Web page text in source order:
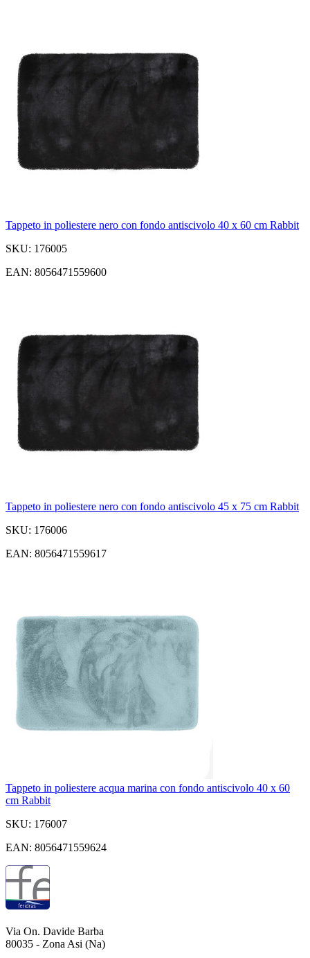
Tappeto in poliestere nero con fondo antiscivolo 40 x 60 cm Rabbit
SKU: 176005
EAN: 8056471559600
Tappeto in poliestere nero con fondo antiscivolo 45 x 75 cm Rabbit
SKU: 176006
EAN: 8056471559617
Tappeto in poliestere acqua marina con fondo antiscivolo 40 x 60
cm Rabbit
SKU: 176007
EAN: 8056471559624
Via On. Davide Barba
80035 - Zona Asi (Na)